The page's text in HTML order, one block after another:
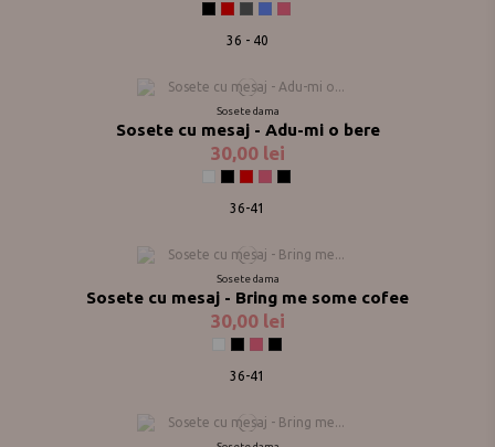
Negru
RosuGriJeansFuchsia
36 - 40
Sosete dama
Sosete cu mesaj - Adu-mi o bere
30,00 lei
AlbNegru
RosuFuchsiaRandom
36-41
Sosete dama
Sosete cu mesaj - Bring me some cofee
30,00 lei
AlbNegruFuchsiaRandom
36-41